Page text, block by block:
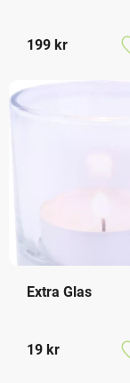
199 kr
Extra Glas
19 kr